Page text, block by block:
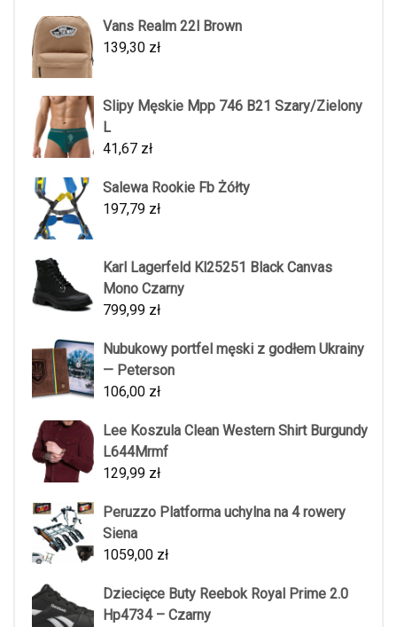
Vans Realm 22l Brown
139,30 zł
Slipy Męskie Mpp 746 B21 Szary/Zielony
L
41,67 zł
Salewa Rookie Fb Żółty
197,79 zł
Karl Lagerfeld Kl25251 Black Canvas
Mono Czarny
799,99 zł
Nubukowy portfel męski z godłem Ukrainy
— Peterson
106,00 zł
Lee Koszula Clean Western Shirt Burgundy
L644Mrmf
129,99 zł
Peruzzo Platforma uchylna na 4 rowery
Siena
1059,00 zł
Dziecięce Buty Reebok Royal Prime 2.0
Hp4734 – Czarny